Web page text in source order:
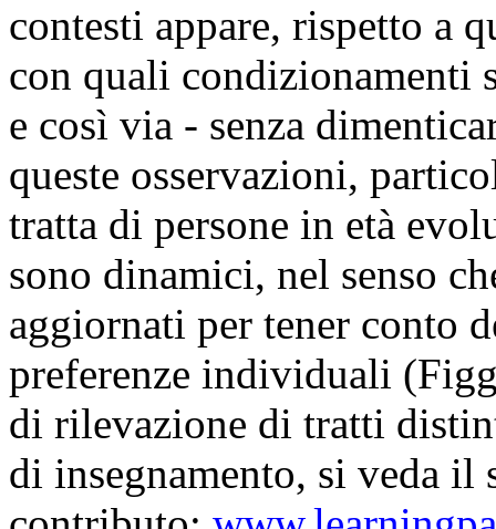
contesti appare, rispetto a
con quali condizionamenti
e così via - senza
queste osservazioni,
tratta di persone in età
sono dinamici, nel senso
aggiornati per tener conto
preferenze individuali
di rilevazione di tratti
di insegnamento, si veda